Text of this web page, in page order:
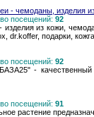
- чемоданы, изделия
посещений: 92
изделия из кожи,
dr.koffer, подарки,
посещений: 92
-
посещений: 91
растение